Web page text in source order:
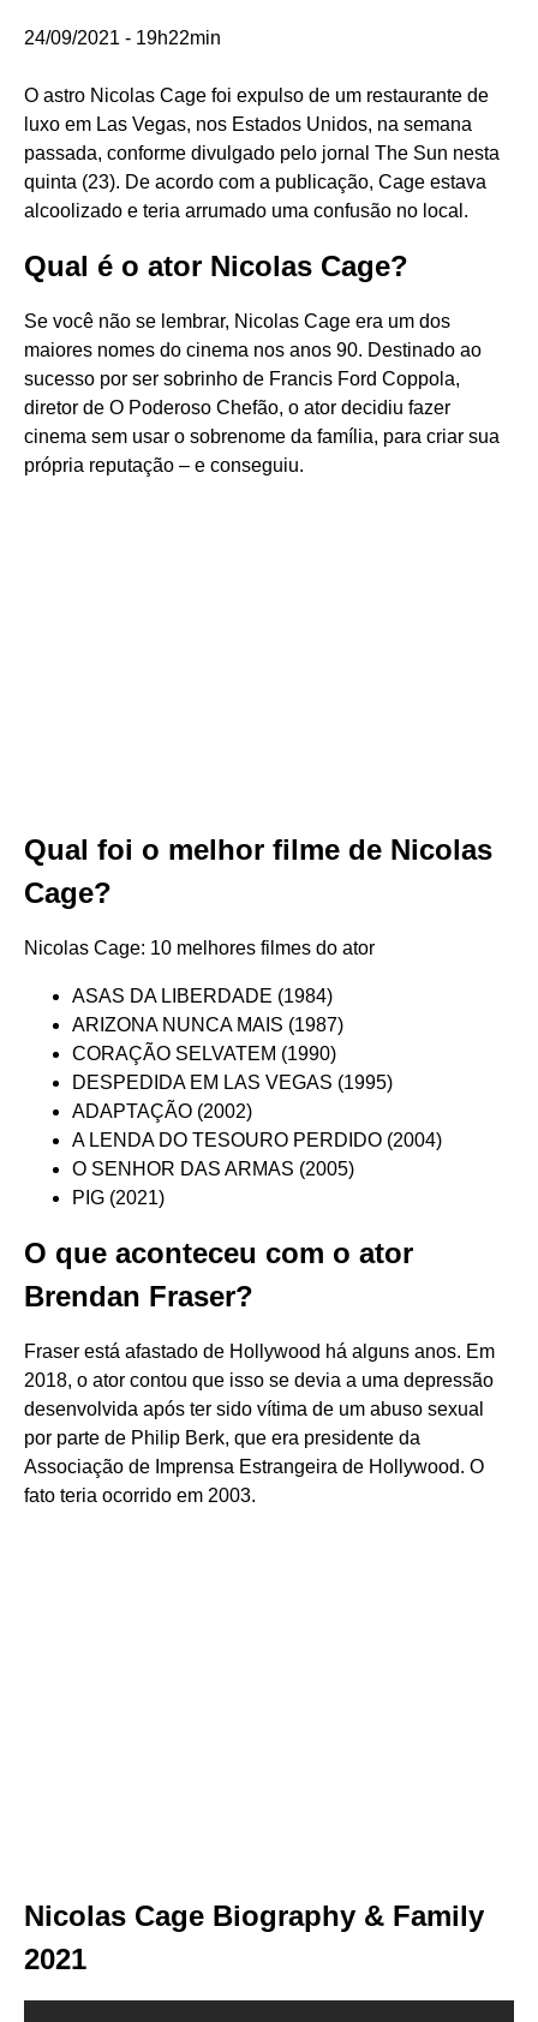
24/09/2021 - 19h22min
O astro Nicolas Cage foi expulso de um restaurante de
luxo em Las Vegas, nos Estados Unidos, na semana
passada, conforme divulgado pelo jornal The Sun nesta
quinta (23). De acordo com a publicação, Cage estava
alcoolizado e teria arrumado uma confusão no local.
Qual é o ator Nicolas Cage?
Se você não se lembrar, Nicolas Cage era um dos
maiores nomes do cinema nos anos 90. Destinado ao
sucesso por ser sobrinho de Francis Ford Coppola,
diretor de O Poderoso Chefão, o ator decidiu fazer
cinema sem usar o sobrenome da família, para criar sua
própria reputação – e conseguiu.
Qual foi o melhor filme de Nicolas
Cage?
Nicolas Cage: 10 melhores filmes do ator
ASAS DA LIBERDADE (1984)
ARIZONA NUNCA MAIS (1987)
CORAÇÃO SELVATEM (1990)
DESPEDIDA EM LAS VEGAS (1995)
ADAPTAÇÃO (2002)
A LENDA DO TESOURO PERDIDO (2004)
O SENHOR DAS ARMAS (2005)
PIG (2021)
O que aconteceu com o ator
Brendan Fraser?
Fraser está afastado de Hollywood há alguns anos. Em
2018, o ator contou que isso se devia a uma depressão
desenvolvida após ter sido vítima de um abuso sexual
por parte de Philip Berk, que era presidente da
Associação de Imprensa Estrangeira de Hollywood. O
fato teria ocorrido em 2003.
Nicolas Cage Biography & Family
2021